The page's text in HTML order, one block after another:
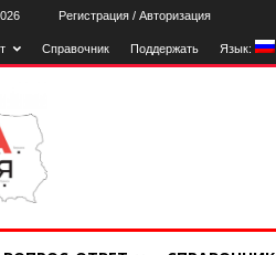
Регистрация / Авторизация
Справочник Поддержать Язык: